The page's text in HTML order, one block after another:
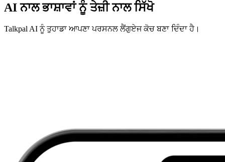
AI ਨਾਲ ਭਾਸ਼ਾਵਾਂ ਨੂੰ ਤੇਜ਼ੀ ਨਾਲ ਸਿੱਖੋ
Talkpal AI ਨੂੰ ਤੁਹਾਡਾ ਆਪਣਾ ਪਰਸਨਲ ਲੈਂਗੁਏਜ ਕੋਚ ਬਣਾ ਦਿੰਦਾ ਹੈ।